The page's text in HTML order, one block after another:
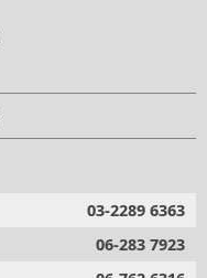
03-2289 6363
06-283 7923